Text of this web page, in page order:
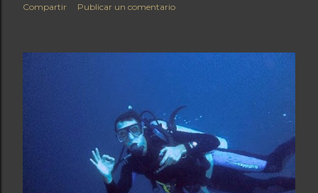
Compartir Publicar un comentario